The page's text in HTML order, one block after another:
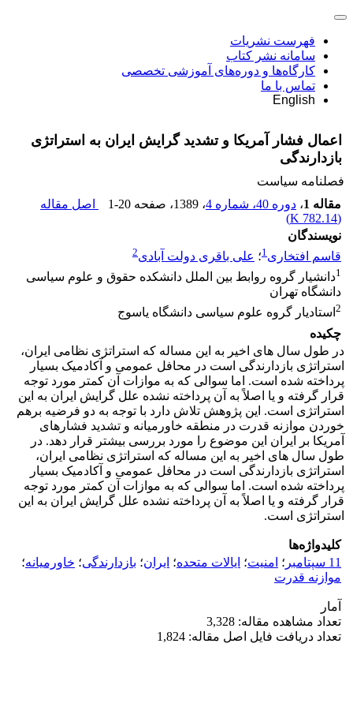
فهرست نشریات
سامانه نشر کتاب
کارگاه‌ها و دوره‌های آموزشی تخصصی
تماس با ما
English
اعمال فشار آمریکا و تشدید گرایش ایران به استراتژی
بازدارندگی
فصلنامه سیاست
مقاله 1
، دوره 40، شماره 4 ، 1389 ، صفحه 1-20
اصل مقاله
(
782.14 K
)
نویسندگان
قاسم افتخاری1؛ علی باقری دولت آبادی2
1دانشیار گروه روابط بین الملل دانشکده حقوق و علوم سیاسی
دانشگاه تهران
2 استادیار گروه علوم سیاسی دانشگاه یاسوج
چکیده
در طول سال های اخیر به این مساله که استراتژی نظامی ایران،
استراتژی بازدارندگی است در محافل عمومی و آکادمیک بسیار
پرداخته شده است. اما سوالی که به موازات آن کمتر مورد توجه
قرار گرفته و یا اصلاً به آن پرداخته نشده علل گرایش ایران به این
استراتژی است. این پژوهش تلاش دارد با توجه به دو فرضیه برهم
خوردن موازنه قدرت در منطقه خاورمیانه و تشدید فشارهای
آمریکا بر ایران این موضوع را مورد بررسی بیشتر قرار دهد. در
طول سال های اخیر به این مساله که استراتژی نظامی ایران،
استراتژی بازدارندگی است در محافل عمومی و آکادمیک بسیار
پرداخته شده است. اما سوالی که به موازات آن کمتر مورد توجه
قرار گرفته و یا اصلاً به آن پرداخته نشده علل گرایش ایران به این
استراتژی است.
کلیدواژه‌ها
11 سپتامبر
؛ امنیت؛ ایالات متحده؛ ایران؛ بازدارندگی؛ خاورمیانه؛
موازنه قدرت
آمار
تعداد مشاهده مقاله: 3,328
تعداد دریافت فایل اصل مقاله: 1,824